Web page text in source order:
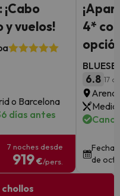
y vuelos!
o Barcelona
días antes
7 noches desde
919€/pers.
4*
6.8 17
Media
de